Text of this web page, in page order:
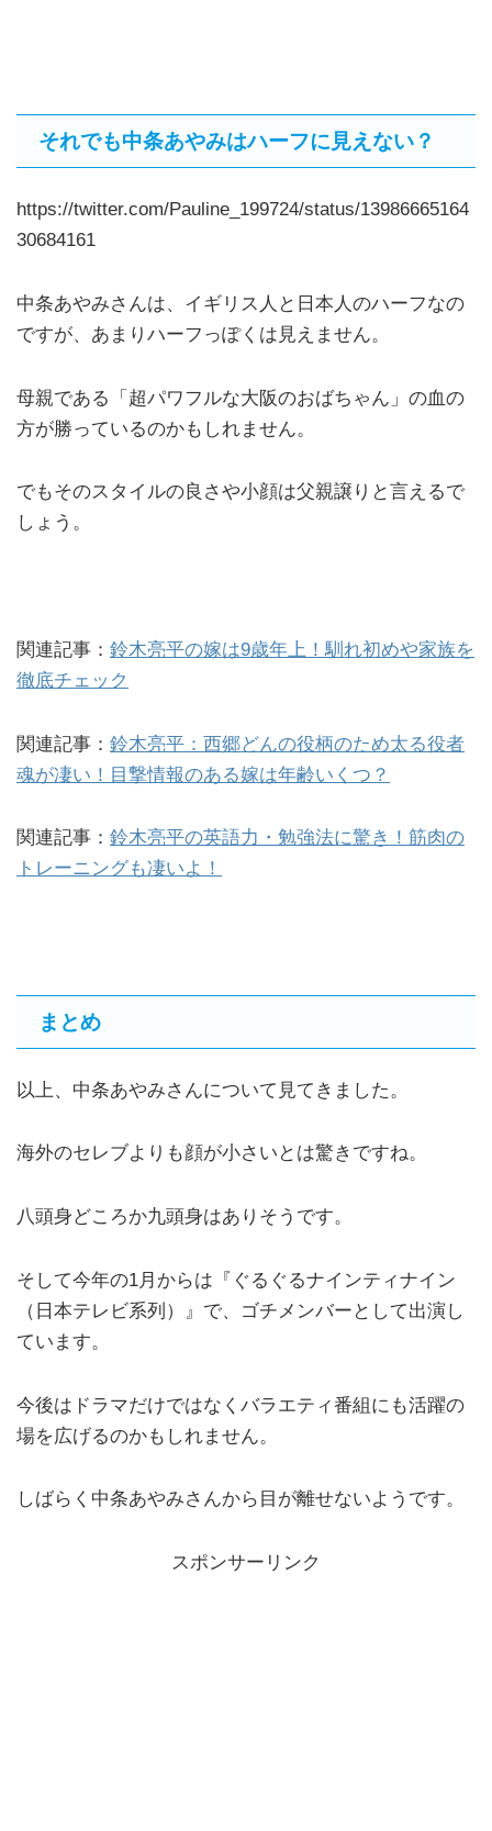
それでも中条あやみはハーフに見えない？
https://twitter.com/Pauline_199724/status/13986665164
30684161
中条あやみさんは、イギリス人と日本人のハーフなの
ですが、あまりハーフっぽくは見えません。
母親である「超パワフルな大阪のおばちゃん」の血の
方が勝っているのかもしれません。
でもそのスタイルの良さや小顔は父親譲りと言えるで
しょう。
関連記事： 鈴木亮平の嫁は9歳年上！馴れ初めや家族を
徹底チェック
関連記事： 鈴木亮平：西郷どんの役柄のため太る役者
魂が凄い！目撃情報のある嫁は年齢いくつ？
関連記事： 鈴木亮平の英語力・勉強法に驚き！筋肉の
トレーニングも凄いよ！
まとめ
以上、中条あやみさんについて見てきました。
海外のセレブよりも顔が小さいとは驚きですね。
八頭身どころか九頭身はありそうです。
そして今年の1月からは『ぐるぐるナインティナイン
（日本テレビ系列）』で、ゴチメンバーとして出演し
ています。
今後はドラマだけではなくバラエティ番組にも活躍の
場を広げるのかもしれません。
しばらく中条あやみさんから目が離せないようです。
スポンサーリンク